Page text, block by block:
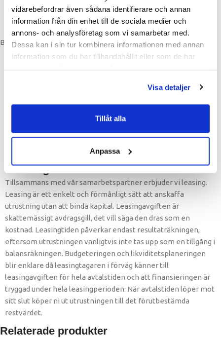
vidarebefordrar även sådana identifierare och annan
information från din enhet till de sociala medier och
annons- och analysföretag som vi samarbetar med.
Dessa kan i sin tur kombinera informationen med annan
information som du har tillhandahållit eller som de har
Visa detaljer
Tillåt alla
Anpassa
Inplankning
Betalning
Faktura privat eller företag
Förskottsbetalning
Leasing
Tillsammans med vår samarbetspartner erbjuder vi leasing.
Leasing är ett enkelt och förmånligt sätt att anskaffa
utrustning utan att binda kapital. Leasingavgiften är
skattemässigt avdragsgill, det vill säga den dras som en
kostnad. Leasingtiden påverkar endast resultaträkningen,
eftersom utrustningen vanligtvis inte tas upp som en tillgång i
balansräkningen. Budgeteringen och likviditetsplaneringen
blir enklare då leasingtagaren i förväg känner till
leasingavgiften för hela avtalstiden och att finansieringen är
tryggad under hela leasingperioden. När avtalstiden löper mot
sitt slut köper ni ut utrustningen till det förutbestämda
restvärdet. ​
Relaterade produkter